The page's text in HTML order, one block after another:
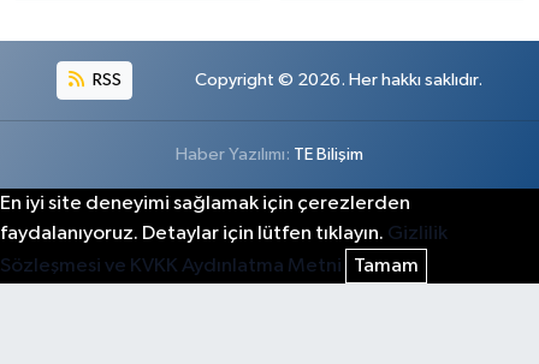
RSS Copyright © 2026. Her hakkı saklıdır.
Haber Yazılımı: TE Bilişim
En iyi site deneyimi sağlamak için çerezlerden
faydalanıyoruz. Detaylar için lütfen tıklayın. Gizlilik
Sözleşmesi ve KVKK Aydınlatma Metni
Tamam